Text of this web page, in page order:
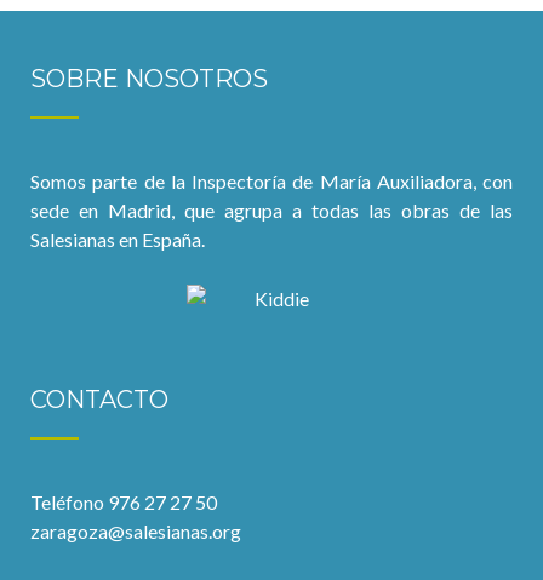
SOBRE NOSOTROS
Somos parte de la Inspectoría de María Auxiliadora, con
sede en Madrid, que agrupa a todas las obras de las
Salesianas en España.
CONTACTO
Teléfono 976 27 27 50
zaragoza@salesianas.org